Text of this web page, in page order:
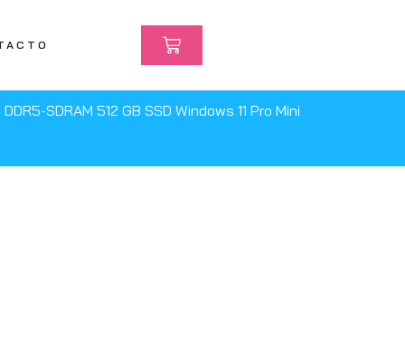
SDRAM 512 GB SSD Windows 11 Pro Mini